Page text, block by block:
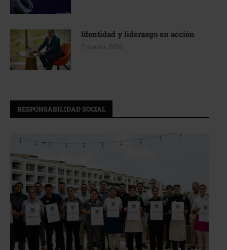
Identidad y liderazgo en acción
7 marzo, 2026
RESPONSABILIDAD SOCIAL